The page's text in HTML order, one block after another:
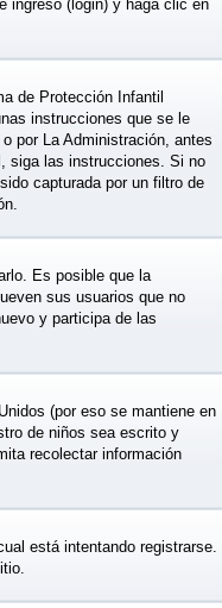
ingreso (login) y haga clic en
de Protección Infantil
instrucciones que se le
por La Administración, antes
siga las instrucciones. Si no
capturada por un filtro de
Es posible que la
sus usuarios que no
y participa de las
(por eso se mantiene en
de niños sea escrito y
recolectar información
está intentando registrarse.